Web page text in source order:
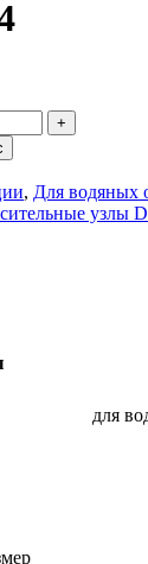
, Для водяных
узлы
для